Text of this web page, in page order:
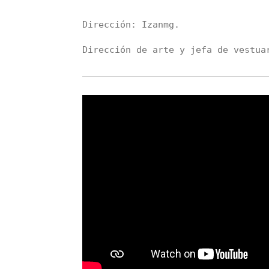
Dirección: Izanmg.
Dirección de arte y jefa de